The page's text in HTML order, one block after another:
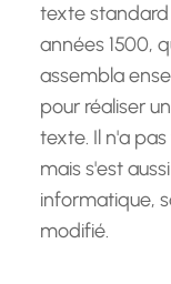
texte standard
années 1500,
assembla
pour réaliser
texte. Il n'a
mais s'est
informatique,
modifié.